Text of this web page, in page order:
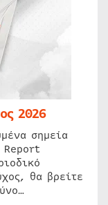
2026
σημεία
Report
θα βρείτε